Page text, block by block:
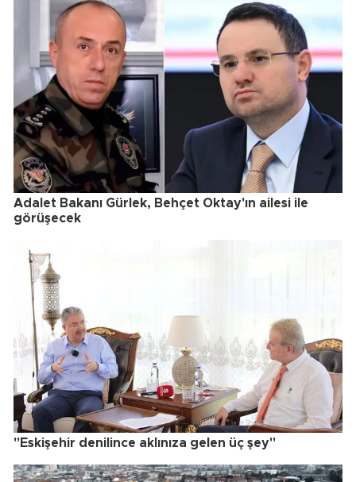
Adalet Bakanı Gürlek, Behçet Oktay'ın ailesi ile
görüşecek
"Eskişehir denilince aklınıza gelen üç şey"